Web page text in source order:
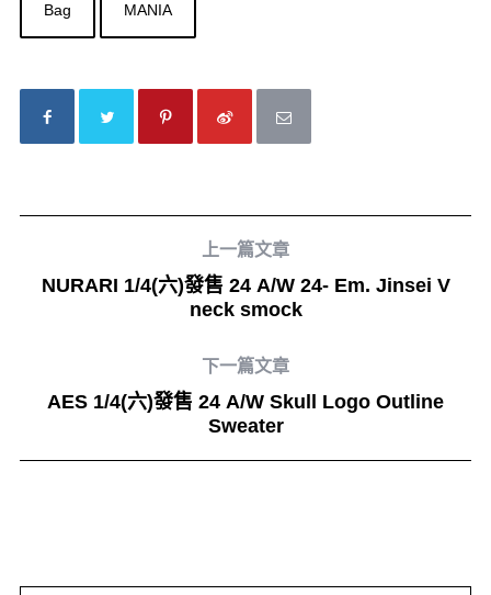
Bag MANIA
上一篇文章
NURARI 1/4(六)發售 24 A/W 24- Em. Jinsei V
neck smock
下一篇文章
AES 1/4(六)發售 24 A/W Skull Logo Outline
Sweater